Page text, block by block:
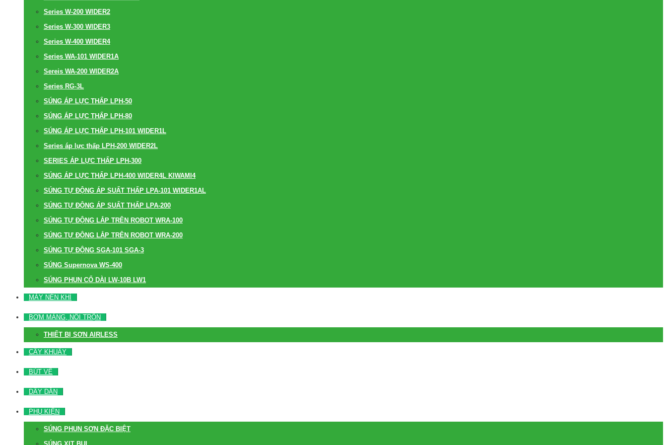
Series W-200 WIDER2
Series W-300 WIDER3
Series W-400 WIDER4
Series WA-101 WIDER1A
Sereis WA-200 WIDER2A
Series RG-3L
SÚNG ÁP LỰC THẤP LPH-50
SÚNG ÁP LỰC THẤP LPH-80
SÚNG ÁP LỰC THẤP LPH-101 WIDER1L
Series áp lực thấp LPH-200 WIDER2L
SERIES ÁP LỰC THẤP LPH-300
SÚNG ÁP LỰC THẤP LPH-400 WIDER4L KIWAMI4
SÚNG TỰ ĐỘNG ÁP SUẤT THẤP LPA-101 WIDER1AL
SÚNG TỰ ĐỘNG ÁP SUẤT THẤP LPA-200
SÚNG TỰ ĐỘNG LẮP TRÊN ROBOT WRA-100
SÚNG TỰ ĐỘNG LẮP TRÊN ROBOT WRA-200
SÚNG TỰ ĐỘNG SGA-101 SGA-3
SÚNG Supernova WS-400
SÚNG PHUN CỔ DÀI LW-10B LW1
MÁY NÉN KHÍ
BƠM MÀNG, NỒI TRỘN
THIẾT BỊ SƠN AIRLESS
CÂY KHUẤY
BÚT VẼ
DÂY DẪN
PHỤ KIỆN
SÚNG PHUN SƠN ĐẶC BIỆT